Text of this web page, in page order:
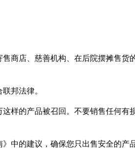
商店、慈善机构、在后院摆摊售货
邦法律。
样的产品被召回。不要销售任何有
中的建议，确保您只出售安全的产品